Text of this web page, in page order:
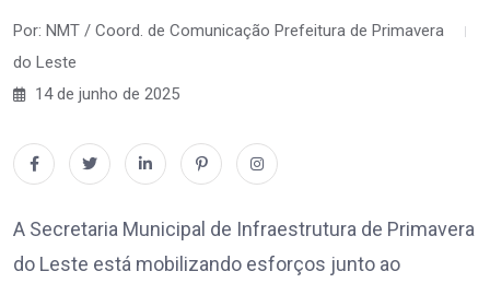
Por: NMT / Coord. de Comunicação Prefeitura de Primavera
do Leste
14 de junho de 2025
A Secretaria Municipal de Infraestrutura de Primavera
do Leste está mobilizando esforços junto ao